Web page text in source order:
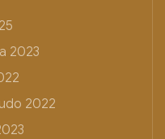
2023
2022